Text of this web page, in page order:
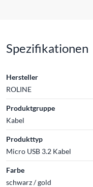
Spezifikationen
Hersteller
ROLINE
Produktgruppe
Kabel
Produkttyp
Micro USB 3.2 Kabel
Farbe
schwarz / gold